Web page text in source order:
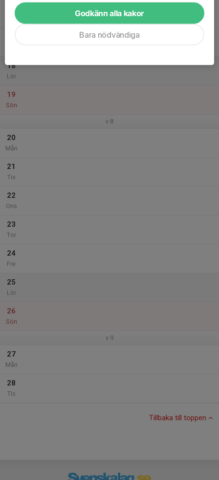
16
Tor
18
Lör
19
Sön
v.8
20
Mån
21
Tis
22
Ons
23
Tor
24
Fre
25
Lör
26
Sön
v.9
27
Mån
28
Tis
Tillbaka till toppen
Godkänn alla kakor
Bara nödvändiga